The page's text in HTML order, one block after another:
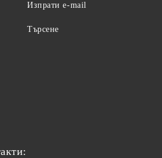
Изпрати e-mail
Търсене